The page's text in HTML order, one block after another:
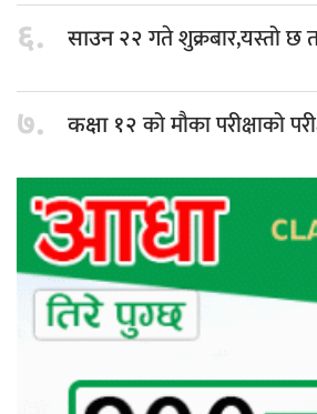
६. साउन २२गते शुक्रबार,यस्तो छ
७. कक्षा १२को मौका परीक्षाको